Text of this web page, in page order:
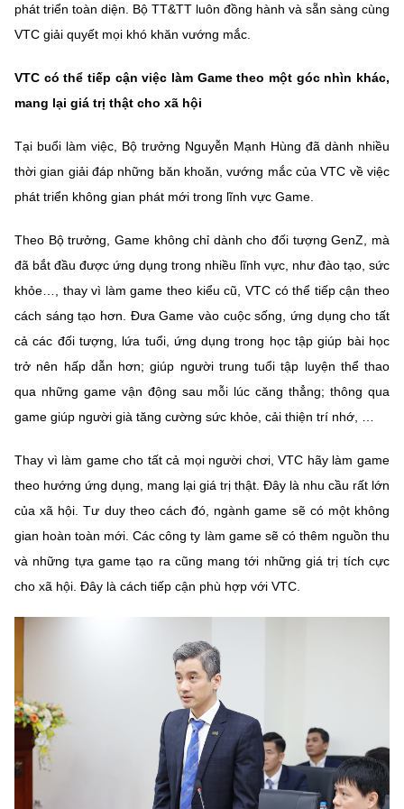
phát triển toàn diện. Bộ TT&TT luôn đồng hành và sẵn sàng cùng
VTC giải quyết mọi khó khăn vướng mắc.
VTC có thể tiếp cận việc làm Game theo một góc nhìn khác,
mang lại giá trị thật cho xã hội
Tại buổi làm việc, Bộ trưởng Nguyễn Mạnh Hùng đã dành nhiều
thời gian giải đáp những băn khoăn, vướng mắc của VTC về việc
phát triển không gian phát mới trong lĩnh vực Game.
Theo Bộ trưởng, Game không chỉ dành cho đối tượng GenZ, mà
đã bắt đầu được ứng dụng trong nhiều lĩnh vực, như đào tạo, sức
khỏe…, thay vì làm game theo kiểu cũ, VTC có thể tiếp cận theo
cách sáng tạo hơn. Đưa Game vào cuộc sống, ứng dụng cho tất
cả các đối tượng, lứa tuổi, ứng dụng trong học tập giúp bài học
trở nên hấp dẫn hơn; giúp người trung tuổi tập luyện thể thao
qua những game vận động sau mỗi lúc căng thẳng; thông qua
game giúp người già tăng cường sức khỏe, cải thiện trí nhớ, …
Thay vì làm game cho tất cả mọi người chơi, VTC hãy làm game
theo hướng ứng dụng, mang lại giá trị thật. Đây là nhu cầu rất lớn
của xã hội. Tư duy theo cách đó, ngành game sẽ có một không
gian hoàn toàn mới. Các công ty làm game sẽ có thêm nguồn thu
và những tựa game tạo ra cũng mang tới những giá trị tích cực
cho xã hội. Đây là cách tiếp cận phù hợp với VTC.